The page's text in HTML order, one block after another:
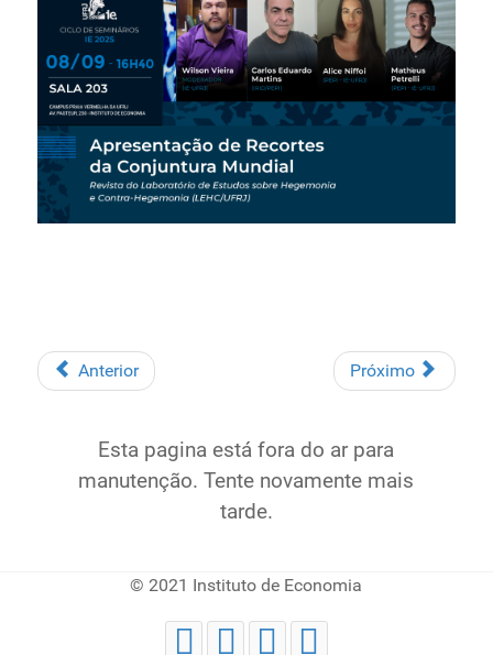
Anterior Próximo
Esta pagina está fora do ar para
manutenção. Tente novamente mais
tarde.
© 2021 Instituto de Economia